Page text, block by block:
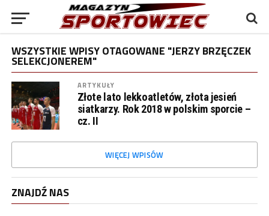
WSZYSTKIE WPISY OTAGOWANE "JERZY BRZĘCZEK
SELEKCJONEREM"
ARTYKUŁY
Złote lato lekkoatletów, złota jesień
siatkarzy. Rok 2018 w polskim sporcie –
cz. II
WIĘCEJ WPISÓW
ZNAJDŹ NAS